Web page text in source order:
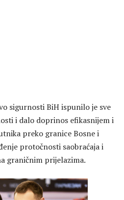
sigurnosti BiH ispunilo je sve
i dalo doprinos efikasnijem i
preko granice Bosne i
protočnosti saobraćaja i
graničnim prijelazima.